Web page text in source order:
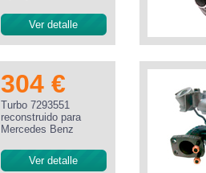
Ver detalle
304 €
Turbo 7293551
reconstruido para
Mercedes Benz
Ver detalle